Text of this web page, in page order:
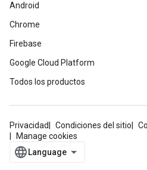
Android
Chrome
Firebase
Google Cloud Platform
Todos los productos
Privacidad Condiciones del sitio
Manage cookies